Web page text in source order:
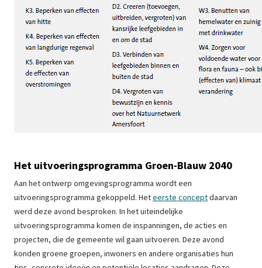
Het uitvoeringsprogramma Groen-Blauw 2040
Aan het ontwerp omgevingsprogramma wordt een
uitvoeringsprogramma gekoppeld. Heteerste conceptdaarvan
werd deze avond besproken. In het uiteindelijke
uitvoeringsprogramma komen de inspanningen, de acties en
projecten, die de gemeente wil gaan uitvoeren. Deze avond
konden groene groepen, inwoners en andere organisaties hun